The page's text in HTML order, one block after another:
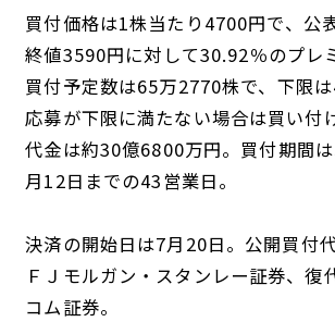
買付価格は1株当たり4700円で、公
終値3590円に対して30.92％のプレ
買付予定数は65万2770株で、下限は
応募が下限に満たない場合は買い付
代金は約30億6800万円。買付期間
月12日までの43営業日。
決済の開始日は7月20日。公開買付
ＦＪモルガン・スタンレー証券、復
コム証券。